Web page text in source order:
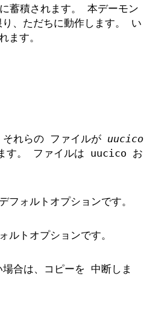
蓄積されます。 本デーモン
、ただちに動作します。 い
ます。
それらの ファイルが uucico
す。 ファイルは uucico お
ォルトオプションです。
トオプションです。
合は、コピーを 中断しま